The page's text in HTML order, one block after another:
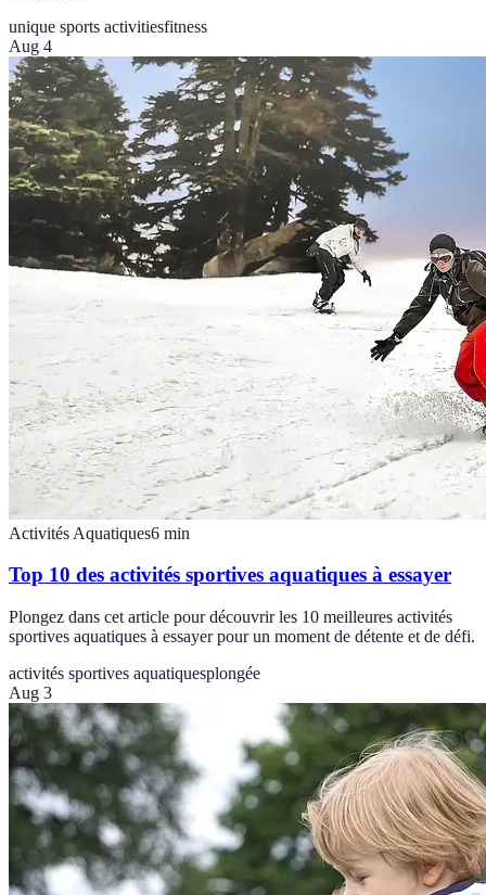
unique sports activitiesfitness
Aug 4
Activités Aquatiques6 min
Top 10 des activités sportives aquatiques à essayer
Plongez dans cet article pour découvrir les 10 meilleures activités
sportives aquatiques à essayer pour un moment de détente et de défi.
activités sportives aquatiquesplongée
Aug 3